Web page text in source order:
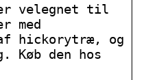
er velegnet til
med
hickorytræ, og
Køb den hos